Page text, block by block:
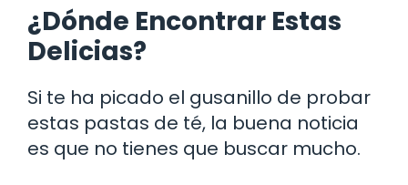
¿Dónde Encontrar Estas
Delicias?
Si te ha picado el gusanillo de probar
estas pastas de té, la buena noticia
es que no tienes que buscar mucho.